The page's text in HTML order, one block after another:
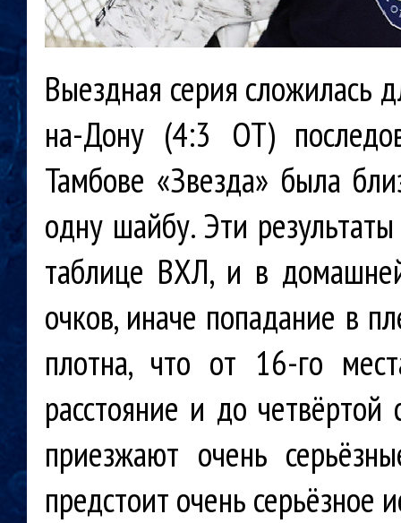
Выездная серия сложилась
на-Дону (4:3 OT)
Тамбове «Звезда» была
одну шайбу. Эти
таблице ВХЛ, и в
очков, иначе попадание в
плотна, что от 16-го
расстояние и до
приезжают очень
предстоит очень серьёзное